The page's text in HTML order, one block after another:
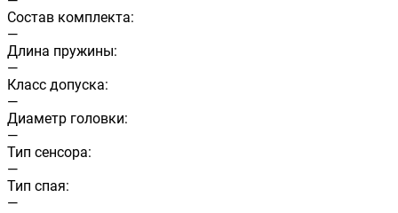
Состав комплекта:
—
Длина пружины:
—
Класс допуска:
—
Диаметр головки:
—
Тип сенсора:
—
Тип спая:
—